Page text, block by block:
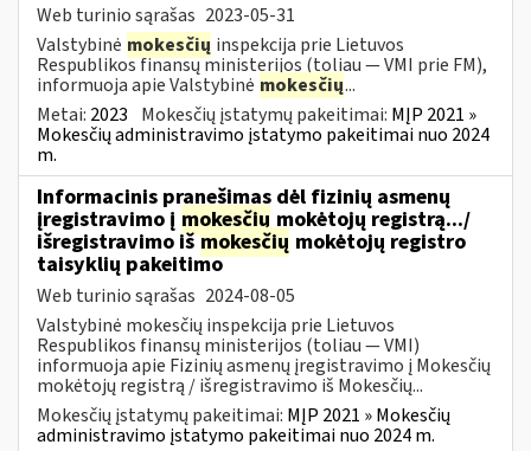
Web turinio sąrašas 2023-05-31
Valstybinė mokesčių inspekcija prie Lietuvos
Respublikos finansų ministerijos (toliau ― VMI prie FM),
informuoja apie Valstybinė mokesčių...
Metai: 2023 Mokesčių įstatymų pakeitimai: MĮP 2021 »
Mokesčių administravimo įstatymo pakeitimai nuo 2024
m.
Informacinis pranešimas dėl fizinių asmenų
įregistravimo į mokesčių mokėtojų registrą.../
išregistravimo išmokesčių mokėtojų registro
taisyklių pakeitimo
Web turinio sąrašas 2024-08-05
Valstybinė mokesčių inspekcija prie Lietuvos
Respublikos finansų ministerijos (toliau — VMI)
informuoja apie Fizinių asmenų įregistravimo į Mokesčių
mokėtojų registrą / išregistravimo iš Mokesčių...
Mokesčių įstatymų pakeitimai: MĮP 2021 » Mokesčių
administravimo įstatymo pakeitimai nuo 2024 m.